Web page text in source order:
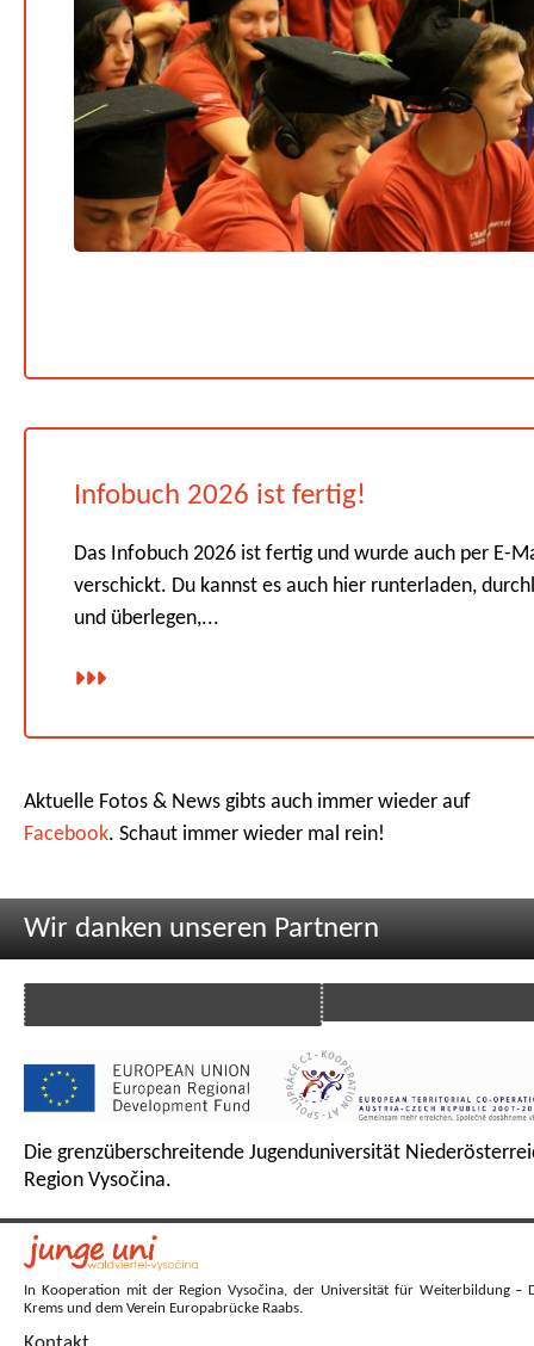
Infobuch 2026 ist fertig!
Das Infobuch 2026 ist fertig und wurde auch per E-
verschickt. Du kannst es auch hier runterladen,
und überlegen,...
Aktuelle Fotos & News gibts auch immer wieder auf
Facebook. Schaut immer wieder mal rein!
Wir danken unseren Partnern
Die grenzüberschreitende Jugenduniversität
Region Vysočina.
In Kooperation mit der Region Vysočina, der Universität für Weiterbildung –
Krems und dem Verein Europabrücke Raabs.